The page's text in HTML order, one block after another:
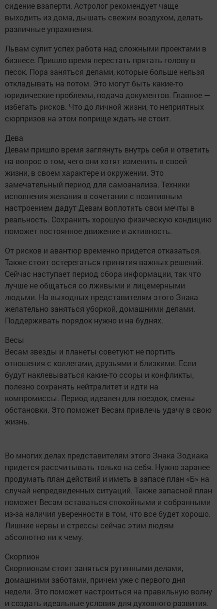
сидение взаперти. Астролог рекомендует чаще
выходить из дома, дышать свежим воздухом, делать
различные упражнения.
Львам сулит успех работа над сложными проектами в
бизнесе. Пришло время перестать прятать голову в
песок. Пора заняться делами, которые больше нельзя
откладывать на потом. Это могут быть какие-то
юридические проблемы, подача документов. Главное —
избегать рисков. Что до личной жизни, то неприятных
сюрпризов на этом поприще ждать не стоит.
Дева
Девам пришло время заглянуть внутрь себя и ответить
на вопрос о том, чего они хотят изменить в своей
жизни, в своем характере и окружении. Это
замечательный период для самоанализа. Техники
исполнения желания в сочетании с позитивным
настроением дадут Девам воплотить свои мечты в
реальность. Сохранить хорошую физическую кондицию
поможет постоянное движение и активность.
От рисков и авантюр временно придется отказаться.
Также стоит остерегаться принятия важных решений.
Сейчас наступает период сбора информации, так что
лучше не общаться со лживыми и лицемерными
людьми. На выходных представителям этого Знака
желательно заняться уборкой, домашними делами.
Поддерживать порядок нужно и на буднях.
Весы
Весам звезды и планеты советуют не портить
отношения с коллегами, друзьями и близкими. Если
будут наклевываться какие-то ссоры и конфликты,
полезно сохранять нейтралитет и идти на
компромиссы. Период идеален для поездок, смены
обстановки. Это поможет Весам привлечь удачу в свою
жизнь.
Во многих делах представителям этого Знака Зодиака
придется рассчитывать только на себя. Нужно заранее
продумать план действий и иметь в запасе план «Б» на
случай непредвиденных ситуаций. Также запасной план
поможет Весам оставаться спокойными и собранными
из-за наличия уверенности в том, что все будет хорошо.
Лишние нервы и стрессы сейчас этим людям
абсолютно ни к чему.
Скорпион
Скорпионам стоит заняться рутинными делами,
домашними заботами, причем уже с первого дня
недели. Это поможет настроиться на правильную волну
и создать идеальные условия для духовного развития.